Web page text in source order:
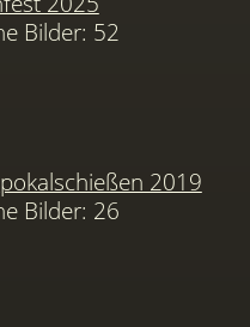
Bilder: 52
2019
Bilder: 26